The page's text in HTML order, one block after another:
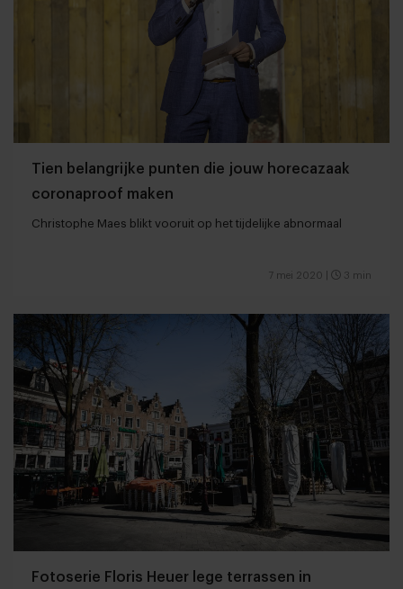
Tien belangrijke punten die jouw horecazaak
coronaproof maken
Christophe Maes blikt vooruit op het tijdelijke abnormaal
7 mei 2020 3 min
Fotoserie Floris Heuer lege terrassen in